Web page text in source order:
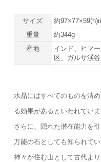
サイズ
約
重量
約344g
産地
インド、ヒマ
区、ガルサ渓
水晶にはすべてのものを清
る効果があるといわれていま
さらに、隠れた潜在能力を
万能の石としても知られてい
神々が住む山として古代よ